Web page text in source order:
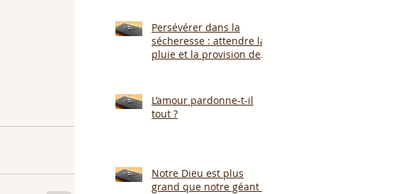
Persévérer dans la
sécheresse : attendre la
pluie et la provision de
L’amour pardonne-t-il
tout ?
Notre Dieu est plus
grand que notre géant !